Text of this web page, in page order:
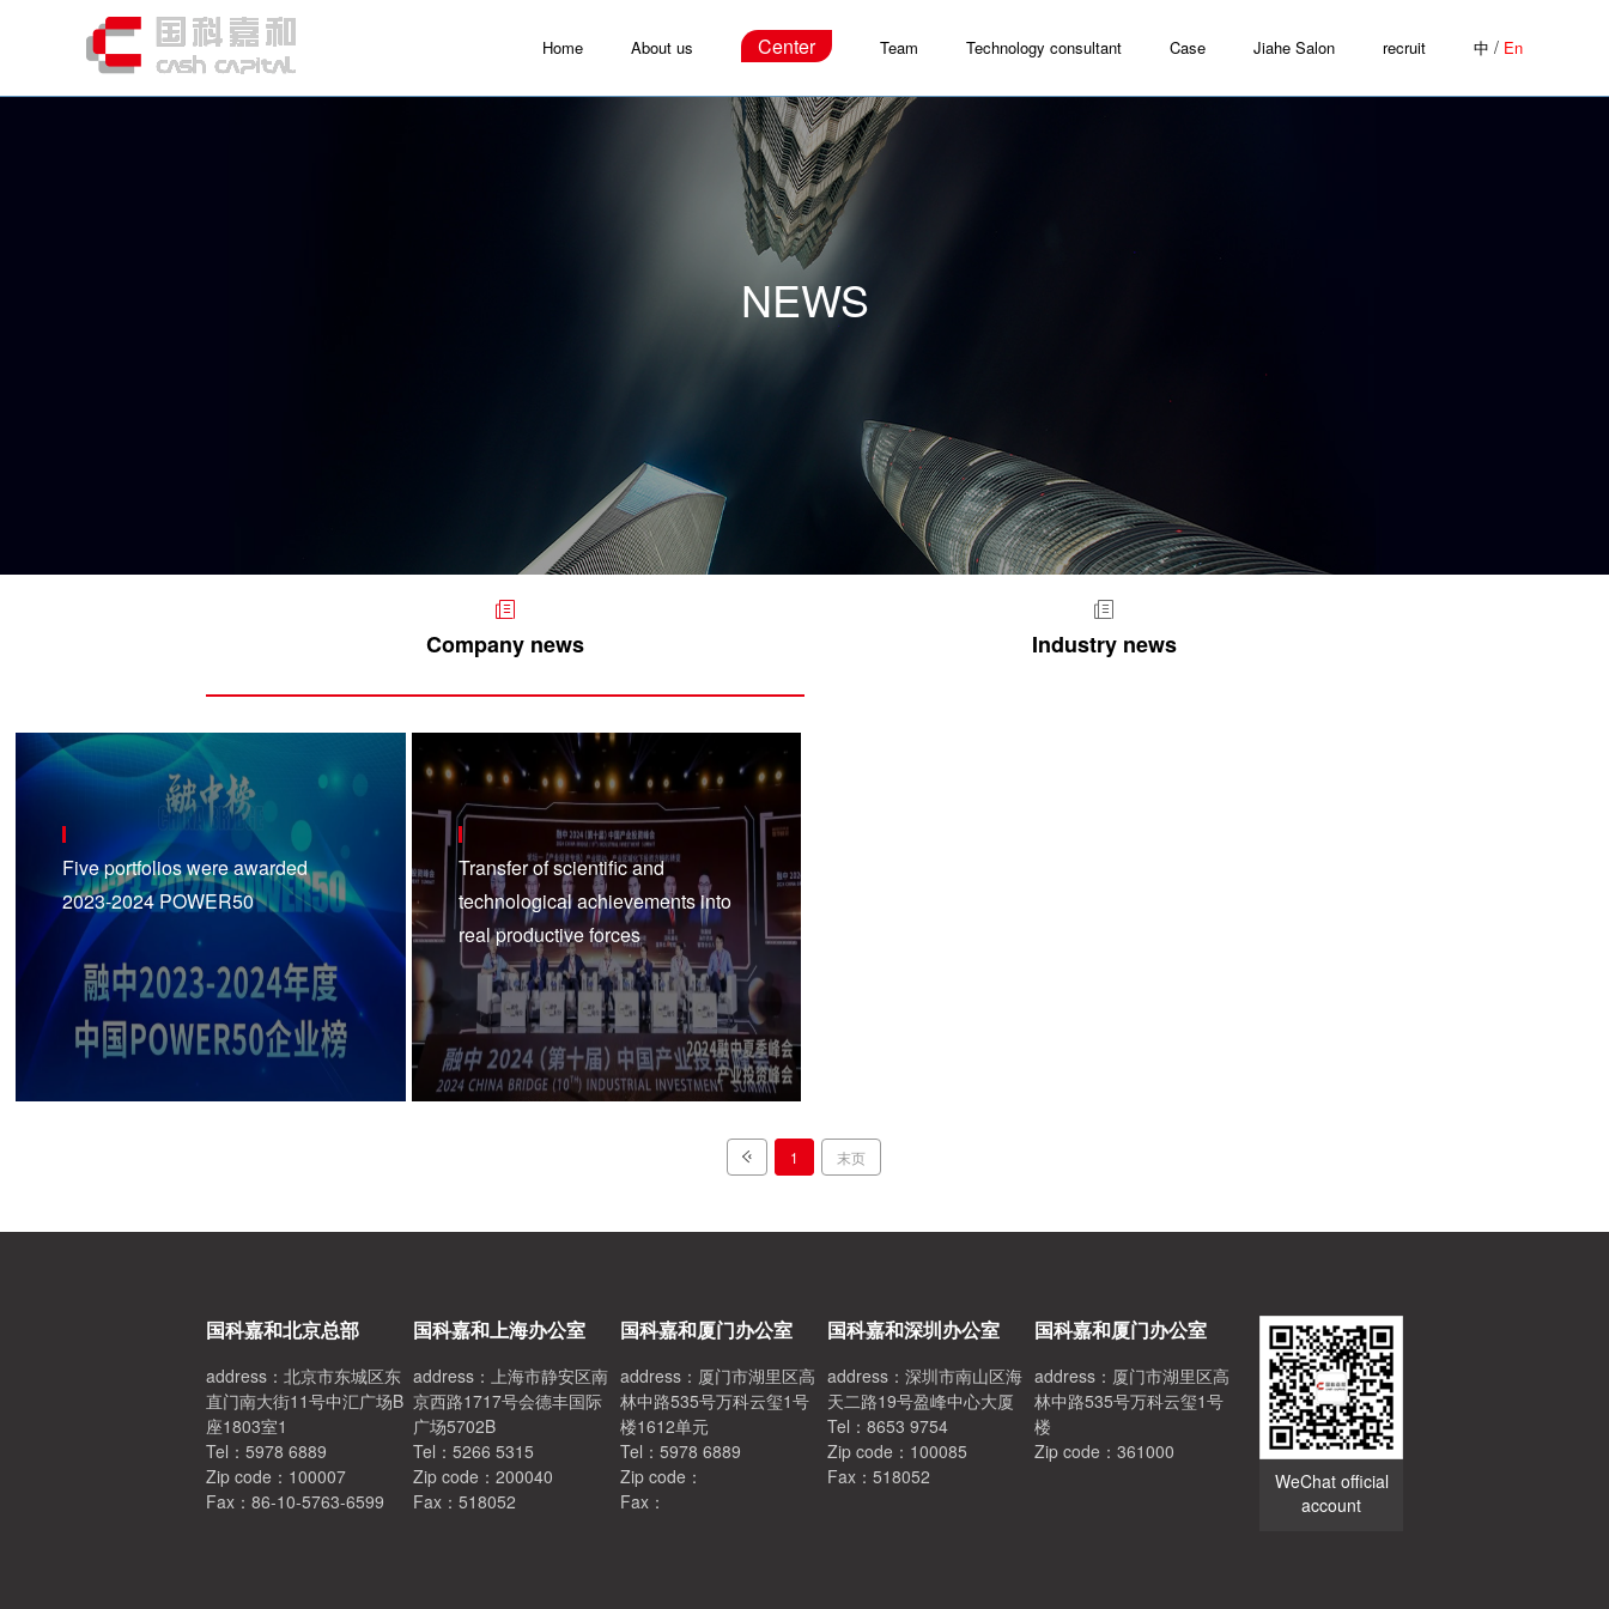
Home About us Center Team Technology consultant Case Jiahe Salon recruit 中 / En
NEWS
Company news Industry news
Five portfolios were awarded
2023-2024 POWER50
Transfer of scientific and
technological achievements into
real productive forces
1 末页
国科嘉和北京总部
address：北京市东城区东
直门南大街11号中汇广场B
座1803室1
Tel：5978 6889
Zip code：100007
Fax：86-10-5763-6599
国科嘉和上海办公室
address：上海市静安区南
京西路1717号会德丰国际
广场5702B
Tel：5266 5315
Zip code：200040
Fax：518052
国科嘉和厦门办公室
address：厦门市湖里区高
林中路535号万科云玺1号
楼1612单元
Tel：5978 6889
Zip code：
Fax：
国科嘉和深圳办公室
address：深圳市南山区海
天二路19号盈峰中心大厦
Tel：8653 9754
Zip code：100085
Fax：518052
国科嘉和厦门办公室
address：厦门市湖里区高
林中路535号万科云玺1号
楼
Zip code：361000
WeChat official
account